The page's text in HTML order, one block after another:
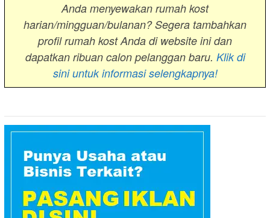
Anda menyewakan rumah kost
harian/mingguan/bulanan? Segera tambahkan
profil rumah kost Anda di website ini dan
dapatkan ribuan calon pelanggan baru. Klik di
sini untuk informasi selengkapnya!